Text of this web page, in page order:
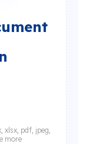
xlsx, pdf, jpeg,
more